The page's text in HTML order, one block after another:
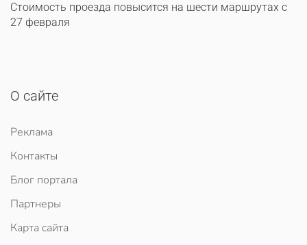
Стоимость проезда повысится на шести маршрутах с
27 февраля
О сайте
Реклама
Контакты
Блог портала
Партнеры
Карта сайта